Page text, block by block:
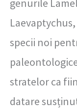
genurile
specii noi
stratelor ca
datare